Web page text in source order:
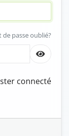
de passe oublié?
connecté